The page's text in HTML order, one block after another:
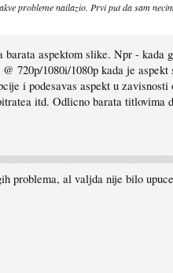
probleme nailazio. Prvi put da sam
barata aspektom slike. Npr -
720p/1080i/1080p kada je
i podesavas aspekt u zavisnosti
itd. Odlicno barata titlovima
problema, al valjda nije bilo